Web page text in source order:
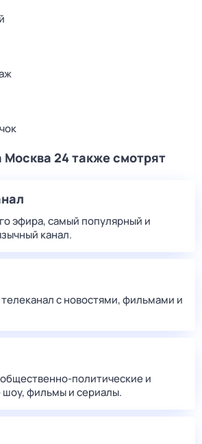
Москва 24 также смотрят
эфира, самый популярный и
канал.
с новостями, фильмами и
политические и
шоу, фильмы и сериалы.